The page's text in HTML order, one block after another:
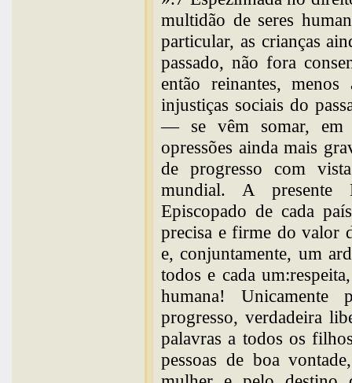
multidão de seres
particular, as crianças
passado, não fora
então reinantes,
injustiças sociais do
— se vêm somar, em
opressões ainda mais
de progresso com
mundial. A presente
Episcopado de cada
precisa e firme do valor
e, conjuntamente, um
todos e cada
humana! Unicamente
progresso, verdadeira
palavras a todos os
pessoas de boa